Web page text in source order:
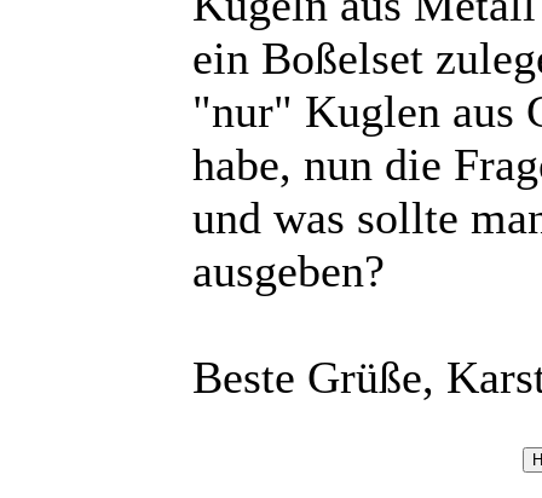
ein Boßelset
"nur" Kuglen aus
habe, nun die
und was sollte
ausgeben?
Beste Grüße,